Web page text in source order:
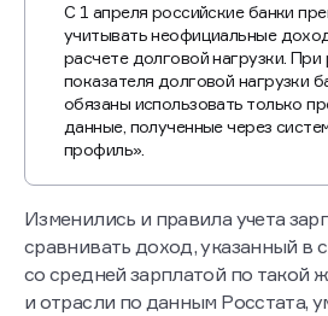
С 1 апреля российские банки
учитывать неофициальные
расчете долговой нагрузки. При
показателя долговой нагрузки
обязаны использовать только
данные, полученные через
профиль».
Изменились и правила учета
сравнивать доход, указанный в
со средней зарплатой по такой
и отрасли по данным Росстата,